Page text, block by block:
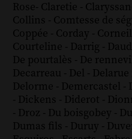
Rose- Claretie -
Collins - Comtesse de
Coppée - Corday -
Courteline - Darrig -
De pourtalès - De
Decarreau - Del -
Delorme - Demercastel -
- Dickens - Diderot -
- Droz - Du boisgobey -
Dumas fils - Duruy -